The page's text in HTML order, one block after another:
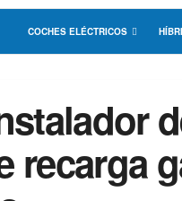
COCHES ELÉCTRICOS
recarga